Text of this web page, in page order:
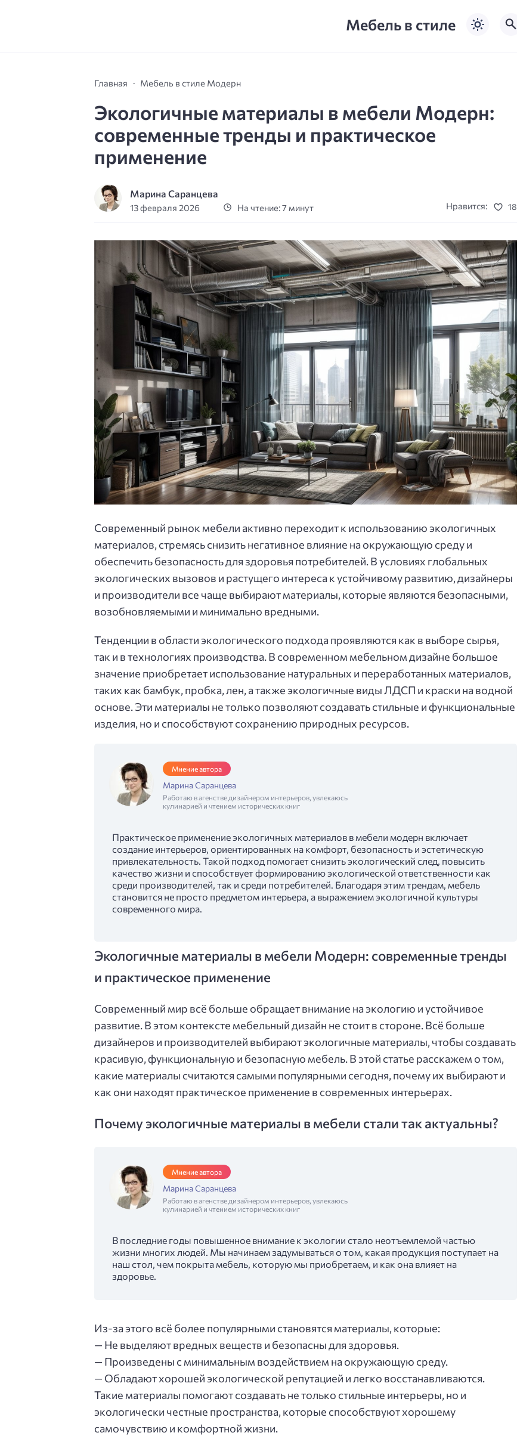
Мебель в стиле
Главная Мебель в стиле Модерн
Экологичные материалы в мебели Модерн:
современные тренды и практическое
применение
Марина Саранцева
13 февраля 2026 На чтение: 7 минут Нравится: 18
Современный рынок мебели активно переходит к использованию экологичных
материалов, стремясь снизить негативное влияние на окружающую среду и
обеспечить безопасность для здоровья потребителей. В условиях глобальных
экологических вызовов и растущего интереса к устойчивому развитию, дизайнеры
и производители все чаще выбирают материалы, которые являются безопасными,
возобновляемыми и минимально вредными.
Тенденции в области экологического подхода проявляются как в выборе сырья,
так и в технологиях производства. В современном мебельном дизайне большое
значение приобретает использование натуральных и переработанных материалов,
таких как бамбук, пробка, лен, а также экологичные виды ЛДСП и краски на водной
основе. Эти материалы не только позволяют создавать стильные и функциональные
изделия, но и способствуют сохранению природных ресурсов.
Мнение автора
Марина Саранцева
Работаю в агенстве дизайнером интерьеров, увлекаюсь
кулинарией и чтением исторических книг
Практическое применение экологичных материалов в мебели модерн включает
создание интерьеров, ориентированных на комфорт, безопасность и эстетическую
привлекательность. Такой подход помогает снизить экологический след, повысить
качество жизни и способствует формированию экологической ответственности как
среди производителей, так и среди потребителей. Благодаря этим трендам, мебель
становится не просто предметом интерьера, а выражением экологичной культуры
современного мира.
Экологичные материалы в мебели Модерн: современные тренды
и практическое применение
Современный мир всё больше обращает внимание на экологию и устойчивое
развитие. В этом контексте мебельный дизайн не стоит в стороне. Всё больше
дизайнеров и производителей выбирают экологичные материалы, чтобы создавать
красивую, функциональную и безопасную мебель. В этой статье расскажем о том,
какие материалы считаются самыми популярными сегодня, почему их выбирают и
как они находят практическое применение в современных интерьерах.
Почему экологичные материалы в мебели стали так актуальны?
Мнение автора
Марина Саранцева
Работаю в агенстве дизайнером интерьеров, увлекаюсь
кулинарией и чтением исторических книг
В последние годы повышенное внимание к экологии стало неотъемлемой частью
жизни многих людей. Мы начинаем задумываться о том, какая продукция поступает на
наш стол, чем покрыта мебель, которую мы приобретаем, и как она влияет на
здоровье.
Из-за этого всё более популярными становятся материалы, которые:
— Не выделяют вредных веществ и безопасны для здоровья.
— Произведены с минимальным воздействием на окружающую среду.
— Обладают хорошей экологической репутацией и легко восстанавливаются.
Такие материалы помогают создавать не только стильные интерьеры, но и
экологически честные пространства, которые способствуют хорошему
самочувствию и комфортной жизни.